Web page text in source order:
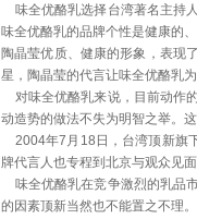
味全优酪乳选择台湾著名主持
味全优酪乳的品牌个性是健康的
陶晶莹优质、健康的形象，表现
星，陶晶莹的代言让味全优酪乳
对味全优酪乳来说，目前动作
动造势的做法不失为明智之举。
2004年7月18日，台湾顶新旗
牌代言人也专程到北京与观众见
味全优酪乳在竞争激烈的乳品
的因素顶新当然也不能置之不理。